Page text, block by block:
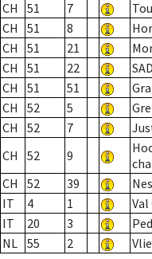
CH 51 7
CH
51 8
CH
51 21
CH
51 22
CH
51 51
CH
52 5
CH
52 7
CH
52 9
CH
52 39
IT
4 1 Val
IT
20 3
NL 55 2